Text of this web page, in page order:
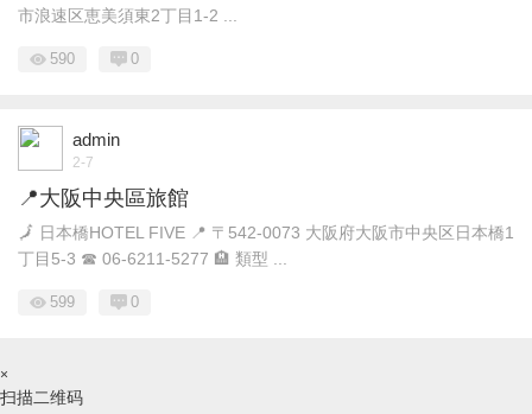
市浪速区恵美須東2丁目1-2 ...
590 0
admin
2-7
📍大阪中央區旅館
🗾 日本橋HOTEL FIVE 📍 〒542-0073 大阪府大阪市中央区日本橋1
丁目5-3 ☎ 06-6211-5277 🏨 類型 ...
599 0
×
扫描二维码